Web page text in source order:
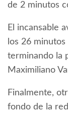
de 2 minutos
El incansable
los 26
terminando la
Maximiliano
Finalmente,
fondo de la